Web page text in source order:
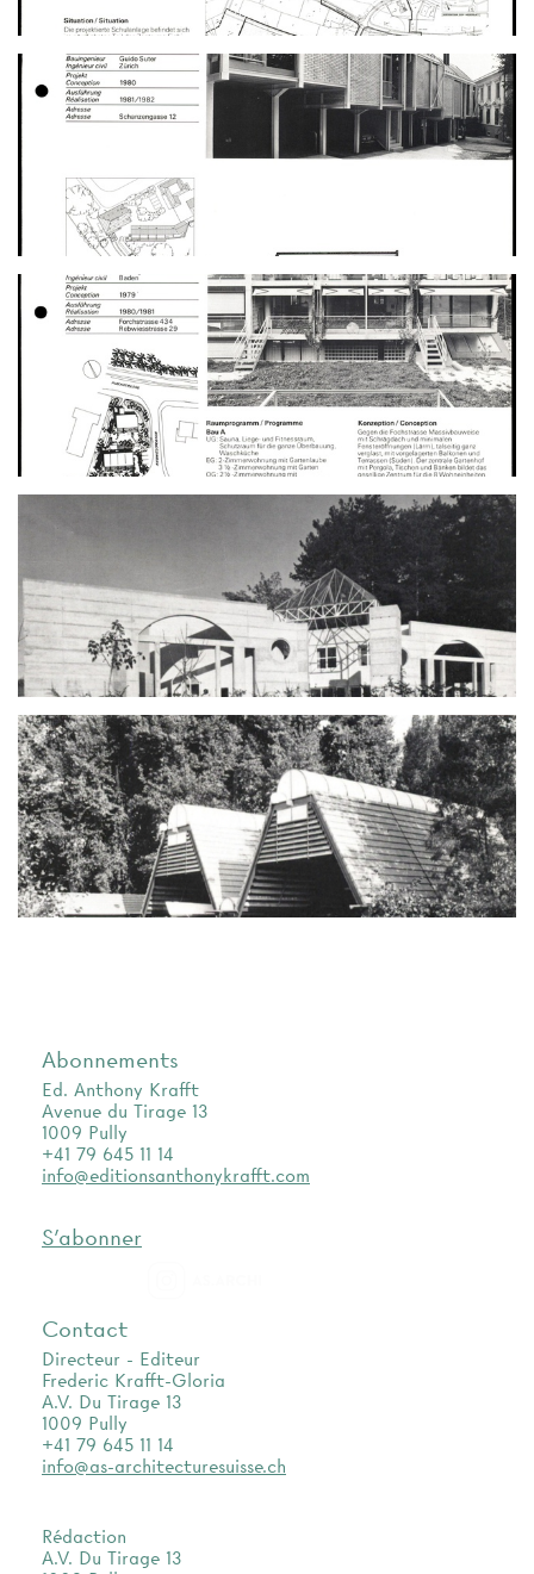
Abonnements
Ed. Anthony Krafft
Avenue du Tirage 13
1009 Pully
+41 79 645 11 14
info@editionsanthonykrafft.com
S'abonner
Contact
Directeur - Editeur
Frederic Krafft-Gloria
A.V. Du Tirage 13
1009 Pully
+41 79 645 11 14
info@as-architecturesuisse.ch
Rédaction
A.V. Du Tirage 13